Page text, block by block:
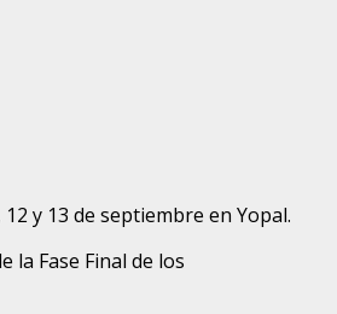
y 13 de septiembre en Yopal.
la Fase Final de los